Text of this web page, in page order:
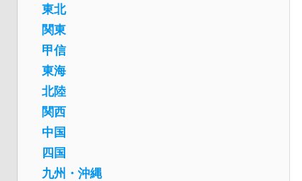
東北
関東
甲信
東海
北陸
関西
中国
四国
九州・沖縄